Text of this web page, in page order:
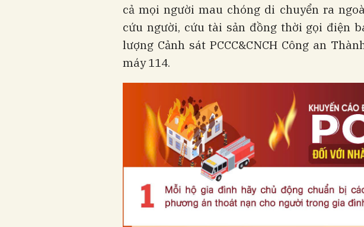
cả mọi người mau chóng di chuyển ra
cứu người, cứu tài sản đồng thời gọi điện
lượng Cảnh sát PCCC&CNCH Công an
máy 114.